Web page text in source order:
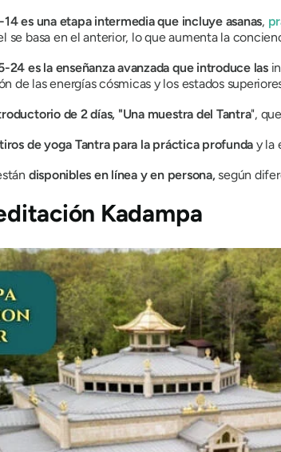
es una etapa intermedia que incluye asanas,
se basa en el anterior, lo que aumenta la
24 es la enseñanza avanzada que introduce las
de las energías cósmicas y los estados
de 2 días, "Una muestra del Tantra",
de yoga Tantra para la práctica profunda y la
disponibles en línea y en persona, según
Kadampa